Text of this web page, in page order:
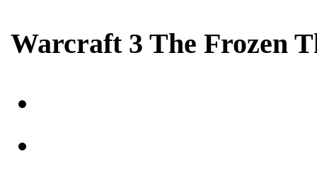
Warcraft 3 The Frozen